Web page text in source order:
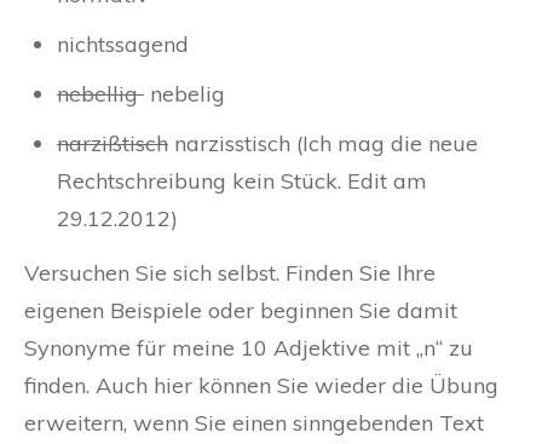
nichtssagend
nebellig nebelig
narzißtisch narzisstisch (Ich mag die neue
Rechtschreibung kein Stück. Edit am
29.12.2012)
Versuchen Sie sich selbst. Finden Sie Ihre
eigenen Beispiele oder beginnen Sie damit
Synonyme für meine 10 Adjektive mit „n“ zu
finden. Auch hier können Sie wieder die Übung
erweitern, wenn Sie einen sinngebenden Text